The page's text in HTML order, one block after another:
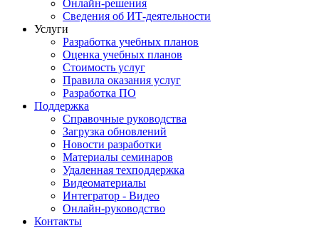
Онлайн-решения
Сведения об ИТ-деятельности
Услуги
Разработка учебных планов
Оценка учебных планов
Стоимость услуг
Правила оказания услуг
Разработка ПО
Поддержка
Справочные руководства
Загрузка обновлений
Новости разработки
Материалы семинаров
Удаленная техподдержка
Видеоматериалы
Интегратор - Видео
Онлайн-руководство
Контакты